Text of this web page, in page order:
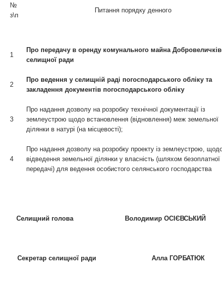
№
з\п
Питання порядку денного
1
Про передачу в оренду комунального майна
селищної ради
2
Про ведення у селищній раді погосподарського обліку та
закладення документів погосподарського обліку
3
Про надання дозволу на розробку технічної документації із
землеустрою щодо встановлення (відновлення) меж земельної
ділянки в натурі (на місцевості);
4
Про надання дозволу на розробку проекту із землеустрою,
відведення земельної ділянки у власність (шляхом безоплатної
передачі) для ведення особистого селянського господарства
Селищний голова Володимир ОСІЄВСЬКИЙ
Секретар селищної ради Алла ГОРБАТЮК